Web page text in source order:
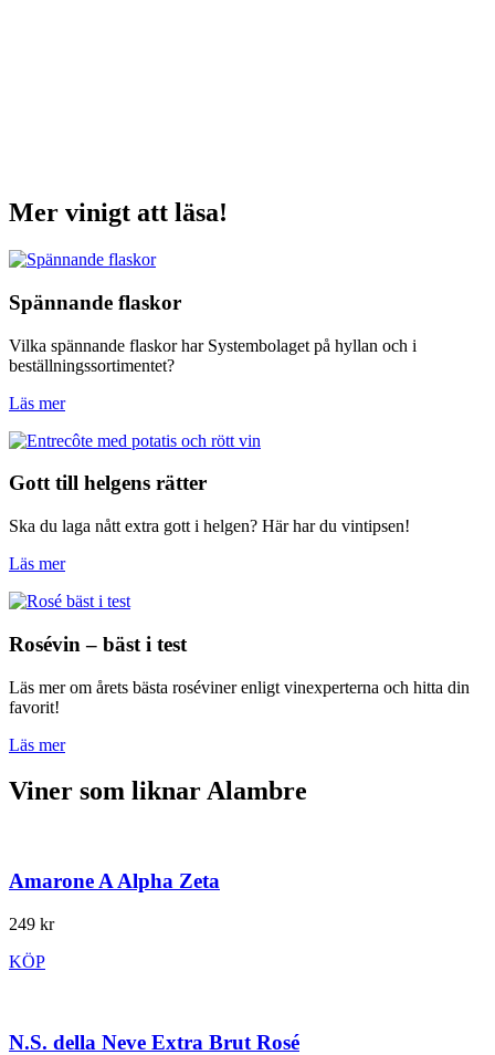
Mer vinigt att läsa!
Spännande flaskor
Vilka spännande flaskor har Systembolaget på hyllan och i
beställningssortimentet?
Läs mer
Gott till helgens rätter
Ska du laga nått extra gott i helgen? Här har du vintipsen!
Läs mer
Rosévin – bäst i test
Läs mer om årets bästa roséviner enligt vinexperterna och hitta din
favorit!
Läs mer
Viner som liknar Alambre
Amarone A Alpha Zeta
249 kr
KÖP
N.S. della Neve Extra Brut Rosé